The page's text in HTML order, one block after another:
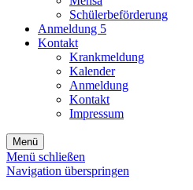
Schülerbeförderung
Anmeldung 5
Kontakt
Krankmeldung
Kalender
Anmeldung
Kontakt
Impressum
Menü
Menü schließen
Navigation überspringen